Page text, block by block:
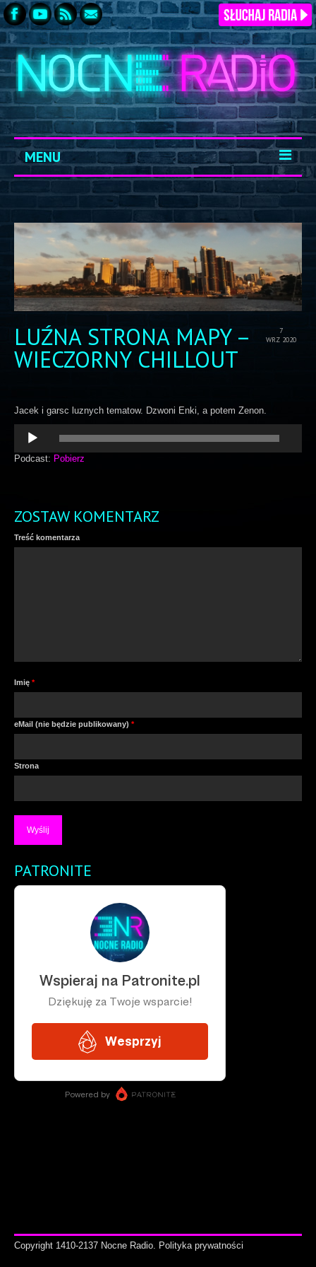
MENU
START
ARCHIWUM
KONTAKT
LOGOWANIE
7
WRZ 2020
LUŹNA STRONA MAPY –
WIECZORNY CHILLOUT
Jacek i garsc luznych tematow. Dzwoni Enki, a potem Zenon.
plików
dźwiękowych
Podcast: Pobierz
ZOSTAW KOMENTARZ
Treść komentarza
Imię *
eMail (nie będzie publikowany) *
Strona
PATRONITE
Copyright 1410-2137 Nocne Radio. Polityka prywatności